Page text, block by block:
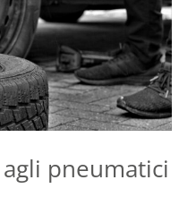
pneumatici